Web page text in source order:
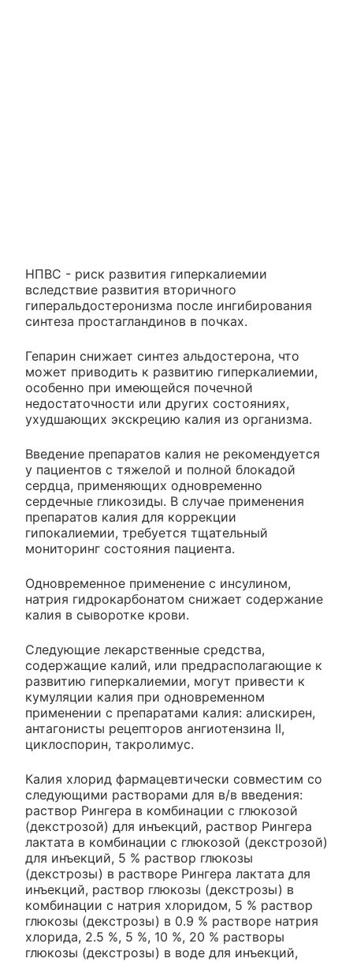
НПВС - риск развития гиперкалиемии
вследствие развития вторичного
гиперальдостеронизма после ингибирования
синтеза простагландинов в почках.
Гепарин снижает синтез альдостерона, что
может приводить к развитию гиперкалиемии,
особенно при имеющейся почечной
недостаточности или других состояниях,
ухудшающих экскрецию калия из организма.
Введение препаратов калия не рекомендуется
у пациентов с тяжелой и полной блокадой
сердца, применяющих одновременно
сердечные гликозиды. В случае применения
препаратов калия для коррекции
гипокалиемии, требуется тщательный
мониторинг состояния пациента.
Одновременное применение с инсулином,
натрия гидрокарбонатом снижает содержание
калия в сыворотке крови.
Следующие лекарственные средства,
содержащие калий, или предрасполагающие к
развитию гиперкалиемии, могут привести к
кумуляции калия при одновременном
применении с препаратами калия: алискирен,
антагонисты рецепторов ангиотензина II,
циклоспорин, такролимус.
Калия хлорид фармацевтически совместим со
следующими растворами для в/в введения:
раствор Рингера в комбинации с глюкозой
(декстрозой) для инъекций, раствор Рингера
лактата в комбинации с глюкозой (декстрозой)
для инъекций, 5 % раствор глюкозы
(декстрозы) в растворе Рингера лактата для
инъекций, раствор глюкозы (декстрозы) в
комбинации с натрия хлоридом, 5 % раствор
глюкозы (декстрозы) в 0.9 % растворе натрия
хлорида, 2.5 %, 5 %, 10 %, 20 % растворы
глюкозы (декстрозы) в воде для инъекций,